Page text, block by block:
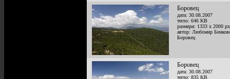
Боровец
дата: 30.08.2007
тегло: 646 KB
размери: 1333 x 2000
автор: Любомир
Боровец
Боровец
дата: 30.08.2007
тегло: 835 KB